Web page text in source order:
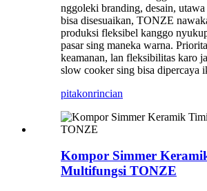
nggoleki branding, desain,
bisa disesuaikan, TONZE
produksi fleksibel kanggo
pasar sing maneka warna.
keamanan, lan fleksibilitas karo
slow cooker sing bisa dipercaya
pitakonrincian
Kompor Simmer
Multifungsi TONZE